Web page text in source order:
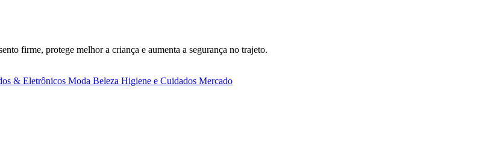
firme, protege melhor a criança e aumenta a segurança no trajeto.
& Eletrônicos Moda Beleza Higiene e Cuidados Mercado